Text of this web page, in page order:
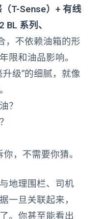
T-Sense）+ 有线
BL 系列、
，不依赖油箱的形
限和油品影响。
级”的细腻，就像
？
，不需要你猜。
地理围栏、司机
一旦关联起来，
。你甚至能看出